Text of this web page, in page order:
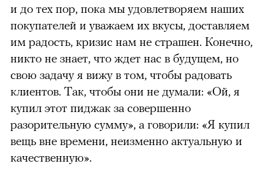
и до тех пор, пока мы удовлетворяем наших
покупателей и уважаем их вкусы, доставляем
им радость, кризис нам не страшен. Конечно,
никто не знает, что ждет нас в будущем, но
свою задачу я вижу в том, чтобы радовать
клиентов. Так, чтобы они не думали: «Ой, я
купил этот пиджак за совершенно
разорительную сумму», а говорили: «Я купил
вещь вне времени, неизменно актуальную и
качественную».